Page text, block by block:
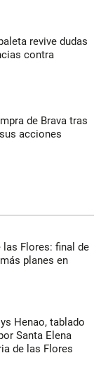
revive dudas
contra
de Brava tras
acciones
las Flores: final de
planes en
Henao, tablado
Santa Elena
de las Flores